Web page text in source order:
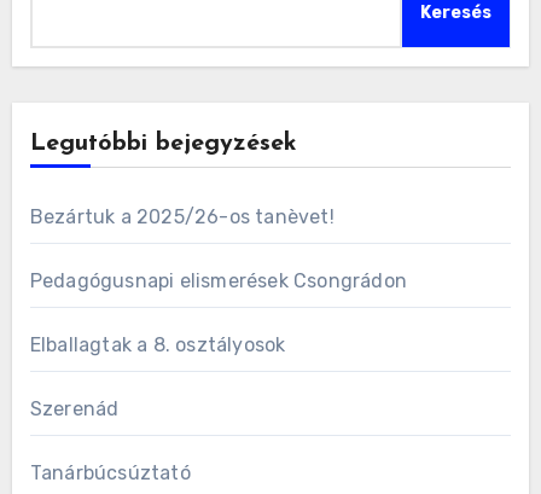
Keresés
Legutóbbi bejegyzések
Bezártuk a 2025/26-os tanèvet!
Pedagógusnapi elismerések Csongrádon
Elballagtak a 8. osztályosok
Szerenád
Tanárbúcsúztató